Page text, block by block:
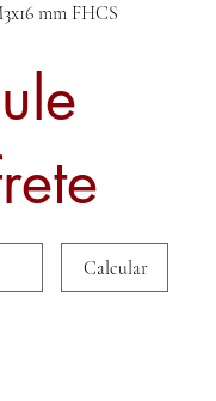
mm FHCS
Calcular